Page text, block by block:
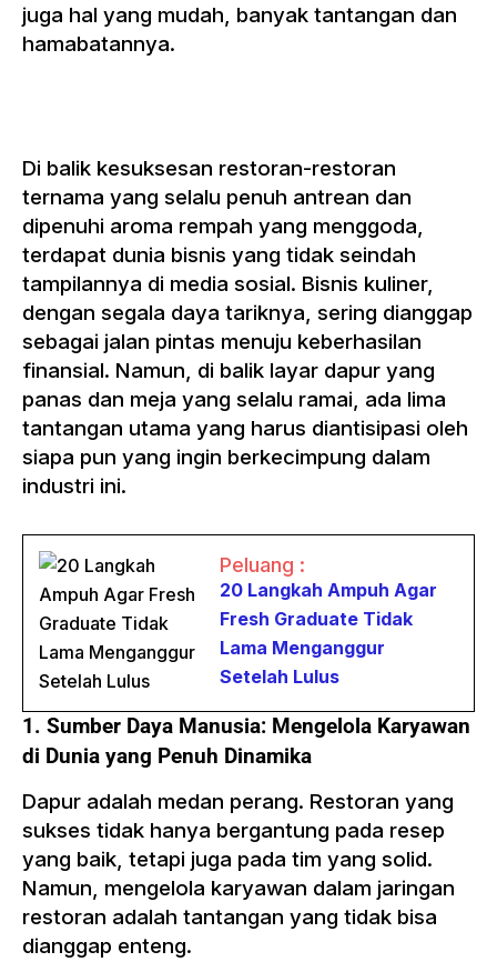
juga hal yang mudah, banyak tantangan dan
hamabatannya.
Di balik kesuksesan restoran-restoran
ternama yang selalu penuh antrean dan
dipenuhi aroma rempah yang menggoda,
terdapat dunia bisnis yang tidak seindah
tampilannya di media sosial. Bisnis kuliner,
dengan segala daya tariknya, sering dianggap
sebagai jalan pintas menuju keberhasilan
finansial. Namun, di balik layar dapur yang
panas dan meja yang selalu ramai, ada lima
tantangan utama yang harus diantisipasi oleh
siapa pun yang ingin berkecimpung dalam
industri ini.
Peluang :
20 Langkah Ampuh Agar
Fresh Graduate Tidak
Lama Menganggur
Setelah Lulus
1. Sumber Daya Manusia: Mengelola Karyawan
di Dunia yang Penuh Dinamika
Dapur adalah medan perang. Restoran yang
sukses tidak hanya bergantung pada resep
yang baik, tetapi juga pada tim yang solid.
Namun, mengelola karyawan dalam jaringan
restoran adalah tantangan yang tidak bisa
dianggap enteng.